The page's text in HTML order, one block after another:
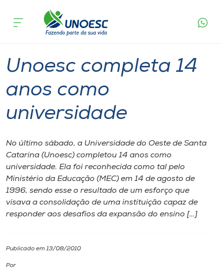
Cursos
Atendimento ao Estudante
Portal de Ensino
A
Internacionalização
acontece
Unoesc completa 14
anos como
universidade
No último sábado, a Universidade do Oeste de Santa
Catarina (Unoesc) completou 14 anos como
universidade. Ela foi reconhecida como tal pelo
Ministério da Educação (MEC) em 14 de agosto de
1996, sendo esse o resultado de um esforço que
visava a consolidação de uma instituição capaz de
responder aos desafios da expansão do ensino […]
Publicado em 13/08/2010
Por